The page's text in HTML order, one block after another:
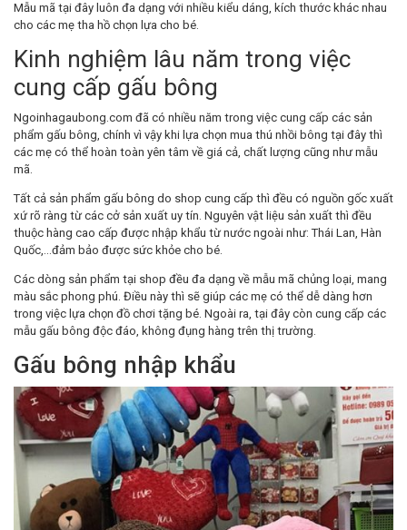
Mẫu mã tại đây luôn đa dạng với nhiều kiểu dáng, kích thước khác nhau
cho các mẹ tha hồ chọn lựa cho bé.
Kinh nghiệm lâu năm trong việc
cung cấp gấu bông
Ngoinhagaubong.com đã có nhiều năm trong việc cung cấp các sản
phẩm gấu bông, chính vì vậy khi lựa chọn mua thú nhồi bông tại đây thì
các mẹ có thể hoàn toàn yên tâm về giá cả, chất lượng cũng như mẫu
mã.
Tất cả sản phẩm gấu bông do shop cung cấp thì đều có nguồn gốc xuất
xứ rõ ràng từ các cở sản xuất uy tín. Nguyên vật liệu sản xuất thì đều
thuộc hàng cao cấp được nhập khẩu từ nước ngoài như: Thái Lan, Hàn
Quốc,…đảm bảo được sức khỏe cho bé.
Các dòng sản phẩm tại shop đều đa dạng về mẫu mã chủng loại, mang
màu sắc phong phú. Điều này thì sẽ giúp các mẹ có thể dễ dàng hơn
trong việc lựa chọn đồ chơi tặng bé. Ngoài ra, tại đây còn cung cấp các
mẫu gấu bông độc đáo, không đụng hàng trên thị trường.
Gấu bông nhập khẩu